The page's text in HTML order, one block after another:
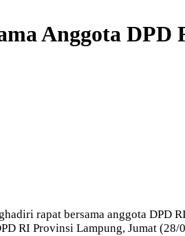
Anggota DPD
rapat bersama anggota DPD
RI Provinsi Lampung, Jumat (28/